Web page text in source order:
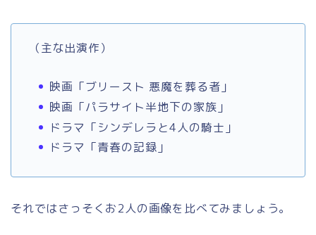
（主な出演作）
映画「ブリースト 悪魔を葬る者」
映画「パラサイト半地下の家族」
ドラマ「シンデレラと4人の騎士」
ドラマ「青春の記録」
それではさっそくお2人の画像を比べてみましょう。